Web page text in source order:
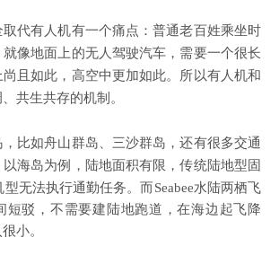
代有人机有一个痛点：普通老百姓乘坐时
像地面上的无人驾驶汽车，需要一个很长
且如此，高空中更加如此。所以有人机和
共生共存的机制。
比如舟山群岛、三沙群岛，还有很多交通
海岛为例，陆地面积有限 ，传统陆地型固
型无法执行通勤任务。而Seabee水陆两栖飞
短驳，不需要建陆地跑道，在海边起飞降
小。